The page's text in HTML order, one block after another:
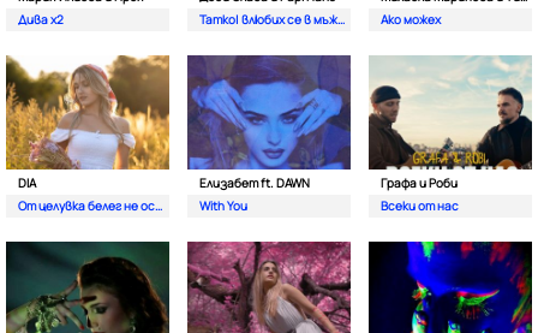
Дива х2
Татко| влюбих се в мъжкар
Ако можех
DIA
От целувка белег не остава
Елизабет ft. DAWN
With You
Графа и Роби
Всеки от нас